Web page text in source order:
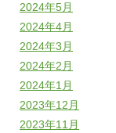
2024年5月
2024年4月
2024年3月
2024年2月
2024年1月
2023年12月
2023年11月